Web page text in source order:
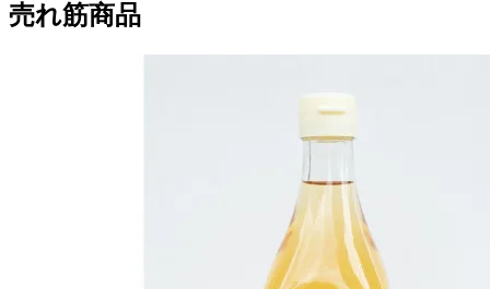
売れ筋商品